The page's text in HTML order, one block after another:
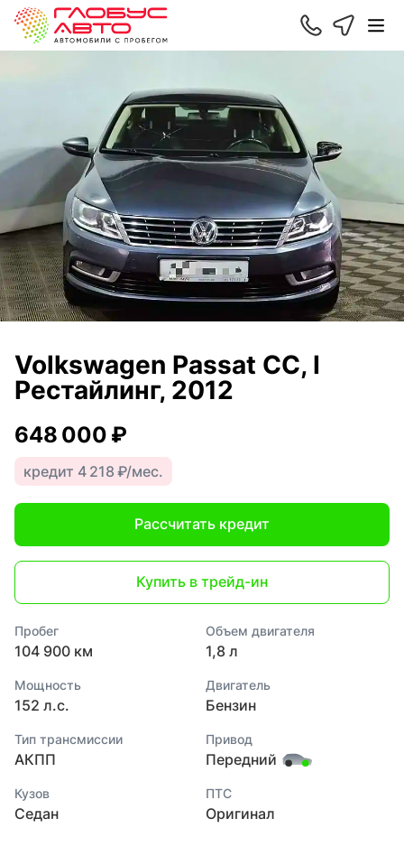
Volkswagen Passat CC, I
Рестайлинг, 2012
648 000 ₽
кредит 4 218 ₽/мес.
Рассчитать кредит
Купить в трейд-ин
Пробег
104 900 км
Объем двигателя
1,8 л
Мощность
152 л.с.
Двигатель
Бензин
Тип трансмиссии
АКПП
Привод
Передний
Кузов
Седан
ПТС
Оригинал